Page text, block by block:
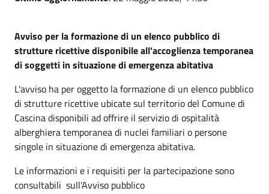
Avviso per la formazione di un elenco pubblico di
strutture ricettive disponibile all'accoglienza temporanea
di soggetti in situazione di emergenza abitativa
L'avviso ha per oggetto la formazione di un elenco pubblico
di strutture ricettive ubicate sul territorio del Comune di
Cascina disponibili ad offrire il servizio di ospitalità
alberghiera temporanea di nuclei familiari o persone
singole in situazione di emergenza abitativa.
Le informazioni e i requisiti per la partecipazione sono
consultabili sull'Avviso pubblico